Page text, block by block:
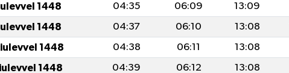
1448 04:35 06:09 13:09
1448 04:37 06:10 13:08
1448 04:38 06:11 13:08
1448 04:39 06:12 13:08